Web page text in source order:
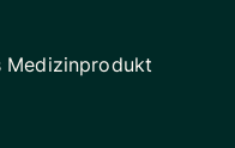
Medizinprodukt